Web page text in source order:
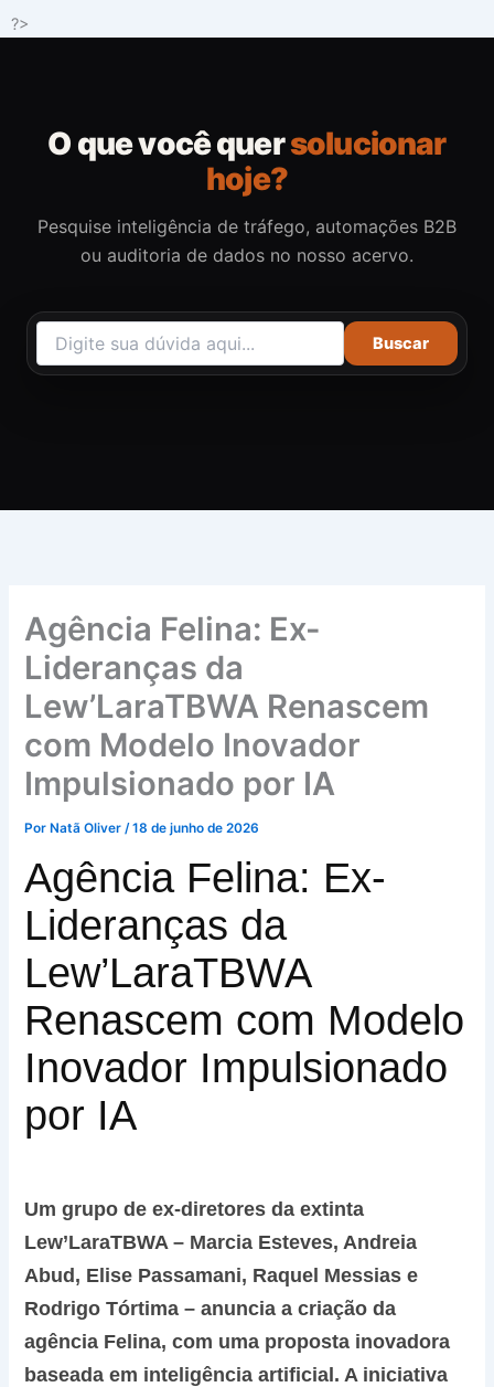
para
?>
O que você quersolucionar
hoje?
Pesquise inteligência de tráfego, automações B2B
ou auditoria de dados no nosso acervo.
Buscar
Agência Felina: Ex-
Lideranças da
Lew’LaraTBWA Renascem
com Modelo Inovador
Impulsionado por IA
Por Natã Oliver/18 de junho de 2026
Agência Felina: Ex-
Lideranças da
Lew’LaraTBWA
Renascem com Modelo
Inovador Impulsionado
por IA
Um grupo de ex-diretores da extinta
Lew’LaraTBWA – Marcia Esteves, Andreia
Abud, Elise Passamani, Raquel Messias e
Rodrigo Tórtima – anuncia a criação da
agência Felina, com uma proposta inovadora
baseada em inteligência artificial. A iniciativa